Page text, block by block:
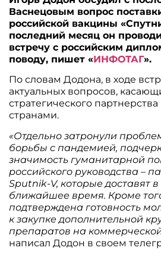
Васнецовым вопрос
российской вакцины
последний месяц он
встречу с российским
поводу, пишет «ИНФОТАГ».
По словам Додона, в ходе
актуальных вопросов,
стратегического
странами.
«Отдельно затронули
борьбы с пандемией,
значимость гуманитарной
российского руководства –
Sputnik-V, которые доставят
ближайшее время. Кроме
подтверждена готовность
к закупке дополнительной
препаратов на
написал Додон в своем